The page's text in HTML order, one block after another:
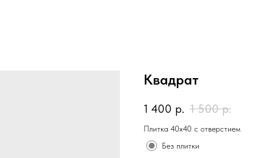
Квадрат
1 400 р. 1 500 р.
Плитка 40х40 с отверстием
Без плитки